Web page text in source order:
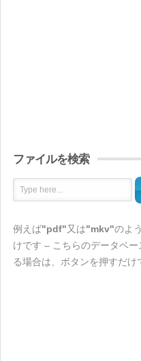
ファイルを検索
例えば"pdf"又は"mkv"のよ
けです – こちらのデータベ
る場合は、ボタンを押すだけ